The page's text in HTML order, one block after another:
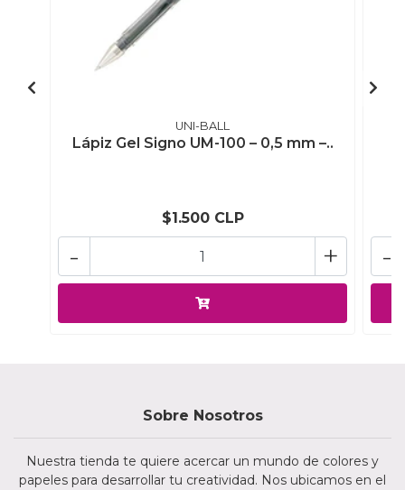
UNI-BALL
Lápiz Gel Signo UM-100 – 0,5 mm –..
$1.500 CLP
+
- -
Sobre Nosotros
Nuestra tienda te quiere acercar un mundo de colores y
papeles para desarrollar tu creatividad. Nos ubicamos en el